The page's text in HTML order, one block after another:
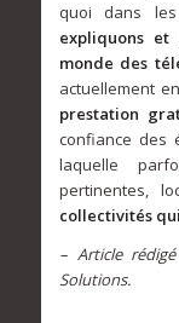
quoi dans
expliquons
monde des
actuellement
prestation
confiance des
laquelle
pertinentes,
collectivités
– Article
Solutions.